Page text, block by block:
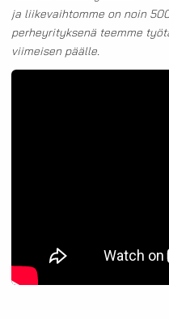
ja liikevaihtomme on noin
perheyrityksenä teemme
viimeisen päälle.